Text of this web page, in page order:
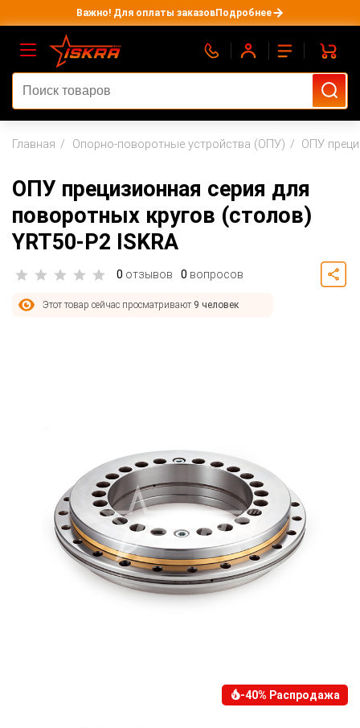
Важно! Для оплаты заказовПодробнее
Главная Опорно-поворотные устройства (ОПУ) ОПУ
ОПУ прецизионная серия для
поворотных кругов (столов)
YRT50-P2 ISKRA
0 отзывов 0 вопросов
Этот товар сейчас просматривают 9 человек
-40% Распродажа